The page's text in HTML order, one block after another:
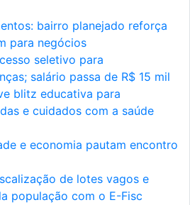
bairro planejado reforça
para negócios
seletivo para
salário passa de R$ 15 mil
blitz educativa para
e cuidados com a saúde
e economia pautam encontro
de lotes vagos e
população com o E-Fisc